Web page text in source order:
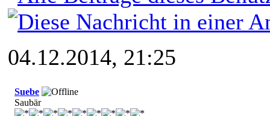
04.12.2014, 21:25
Suebe
Saubär